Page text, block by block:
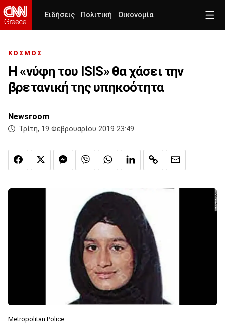
Ειδήσεις Πολιτική Οικονομία
ΚΟΣΜΟΣ
Η «νύφη του ISIS» θα χάσει την
βρετανική της υπηκοότητα
Newsroom
Τρίτη, 19 Φεβρουαρίου 2019 23:49
Metropolitan Police